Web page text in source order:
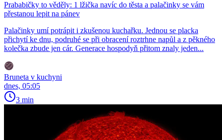
Prababičky to věděly: 1 lžička navíc do těsta a palačinky se vám
přestanou lepit na pánev
Palačinky umí potrápit i zkušenou kuchařku. Jednou se placka
přichytí ke dnu, podruhé se při obracení roztrhne napůl a z pěkného
kolečka zbude jen cár. Generace hospodyň přitom znaly jeden...
Bruneta v kuchyni
dnes, 05:05
3 min